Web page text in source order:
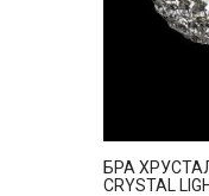
БРА
CRYSTAL